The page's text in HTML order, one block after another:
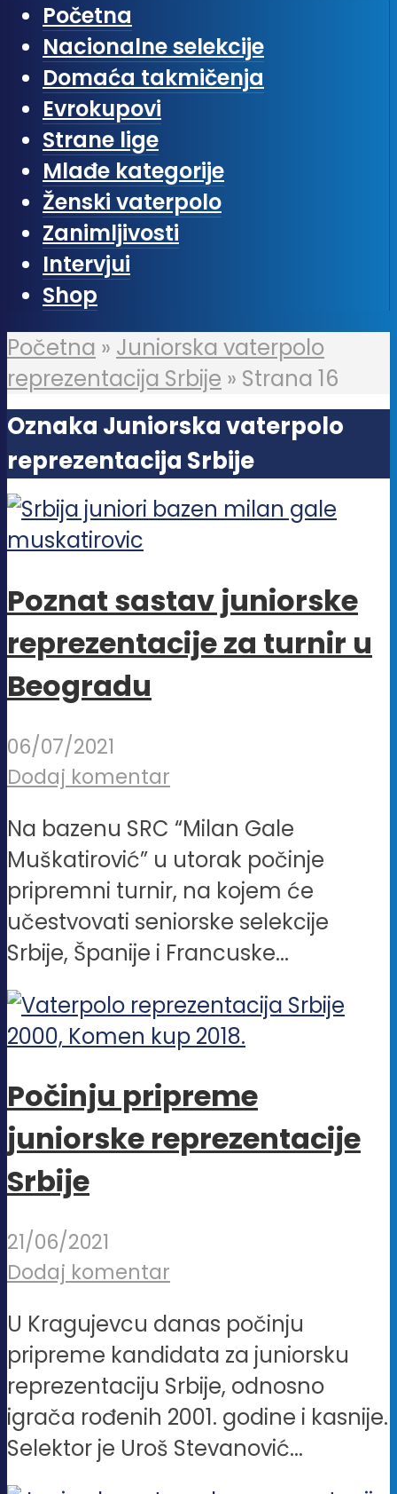
Početna
Nacionalne selekcije
Domaća takmičenja
Evrokupovi
Strane lige
Mlađe kategorije
Ženski vaterpolo
Zanimljivosti
Intervjui
Shop
Početna » Juniorska vaterpolo
reprezentacija Srbije » Strana 16
Oznaka Juniorska vaterpolo
reprezentacija Srbije
Poznat sastav juniorske
reprezentacije za turnir u
Beogradu
06/07/2021
Dodaj komentar
Na bazenu SRC “Milan Gale
Muškatirović” u utorak počinje
pripremni turnir, na kojem će
učestvovati seniorske selekcije
Srbije, Španije i Francuske...
Počinju pripreme
juniorske reprezentacije
Srbije
21/06/2021
Dodaj komentar
U Kragujevcu danas počinju
pripreme kandidata za juniorsku
reprezentaciju Srbije, odnosno
igrača rođenih 2001. godine i kasnije.
Selektor je Uroš Stevanović...